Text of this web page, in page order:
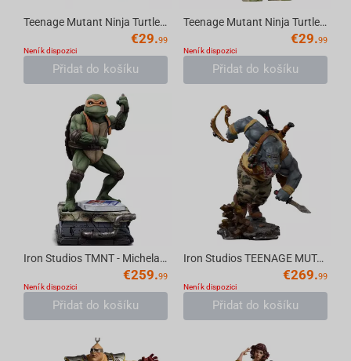
Teenage Mutant Ninja Turtles (Page Punchers) Shredder 5in Action Figure with Comic Mc...
€29.99
Není k dispozici
Přidat do košíku
Teenage Mutant Ninja Turtles (P. Punchers) Donatello 5in Action Figure with Comic McF...
€29.99
Není k dispozici
Přidat do košíku
Iron Studios TMNT - Michelangelo Statue Art Scale 1/10
€259.99
Není k dispozici
Přidat do košíku
Iron Studios TEENAGE MUTANT NINJA TURTLES - Rocksteady BDS Statue 1/10
€269.99
Není k dispozici
Přidat do košíku